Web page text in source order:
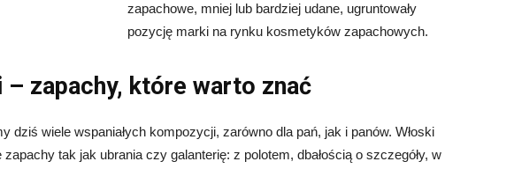
zapachowe, mniej lub bardziej udane, ugruntowały
pozycję marki na rynku kosmetyków zapachowych.
– zapachy, które warto znać
dziś wiele wspaniałych kompozycji, zarówno dla pań, jak i panów. Włoski
tak jak ubrania czy galanterię: z polotem, dbałością o szczegóły, w